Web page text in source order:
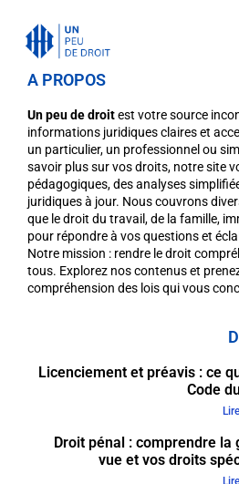
A PROPOS
Un peu de droitest votre source
informations juridiques claires et
un particulier, un professionnel ou
savoir plus sur vos droits, notre site
pédagogiques, des analyses
juridiques à jour. Nous couvrons
que le droit du travail, de la famille,
pour répondre à vos questions et
Notre mission : rendre le droit
tous. Explorez nos contenus et
compréhension des lois qui vous
Licenciement et préavis : ce
Code
Droit pénal : comprendre la
vue et vos droits